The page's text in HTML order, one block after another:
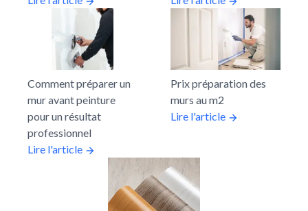
Comment préparer un
mur avant peinture
pour un résultat
professionnel
Lire l'article
Prix préparation des
murs au m2
Lire l'article